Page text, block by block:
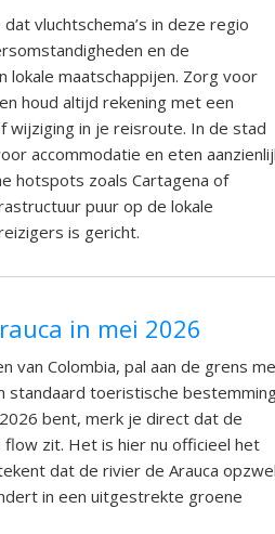
vluchtschema’s in deze regio
en de
lokale maatschappijen. Zorg voor
houd altijd rekening met een
wijziging in je reisroute. In de stad
accommodatie en eten
hotspots zoals Cartagena of
puur op de lokale
is gericht.
in mei 2026
van Colombia, pal aan de grens
standaard toeristische
bent, merk je direct dat de
zit. Het is hier nu officieel het
dat de rivier de Arauca
in een uitgestrekte groene